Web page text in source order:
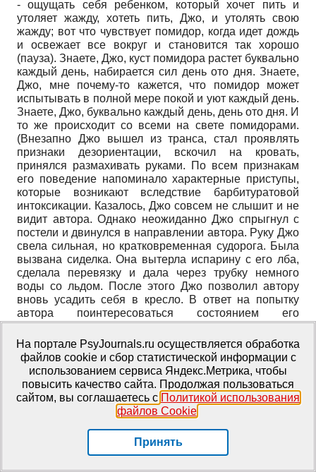
- ощущать себя ребенком, который хочет пить и
утоляет жажду, хотеть пить, Джо, и утолять свою
жажду; вот что чувствует помидор, когда идет дождь
и освежает все вокруг и становится так хорошо
(пауза). Знаете, Джо, куст помидора растет буквально
каждый день, набирается сил день ото дня. Знаете,
Джо, мне почему-то кажется, что помидор может
испытывать в полной мере покой и уют каждый день.
Знаете, Джо, буквально каждый день, день ото дня. И
то же происходит со всеми на свете помидорами.
(Внезапно Джо вышел из транса, стал проявлять
признаки дезориентации, вскочил на кровать,
принялся размахивать руками. По всем признакам
его поведение напоминало характерные приступы,
которые возникают вследствие барбитуратовой
интоксикации. Казалось, Джо совсем не слышит и не
видит автора. Однако неожиданно Джо спрыгнул с
постели и двинулся в направлении автора. Руку Джо
свела сильная, но кратковременная судорога. Была
вызвана сиделка. Она вытерла испарину с его лба,
сделала перевязку и дала через трубку немного
воды со льдом. После этого Джо позволил автору
вновь усадить себя в кресло. В ответ на попытку
автора поинтересоваться состоянием его
предплечья, Джо схватил карандаш и бумагу и
написал: "Рассказывайте, рассказывайте".) Ах да,
Джо, сам я вырос на ферме и думаю, что семечко
помидора - замечательная вещь. Подумайте, Джо,
только подумайте, ведь в этом маленьком семечке на
самом деле покоится так естественно, так уютно
красивое растение, которое еще надо вырастить,
которое родит такие забавные листья и ветки.
Листья, ветки так красивы, такого красивого зеленого
цвета; ты можешь действительно почувствовать себя
На портале PsyJournals.ru осуществляется обработка
файлов cookie и сбор статистической информации с
использованием сервиса Яндекс.Метрика, чтобы
повысить качество сайта. Продолжая пользоваться
сайтом, вы соглашаетесь с Политикой использования
файлов Cookie.
Принять